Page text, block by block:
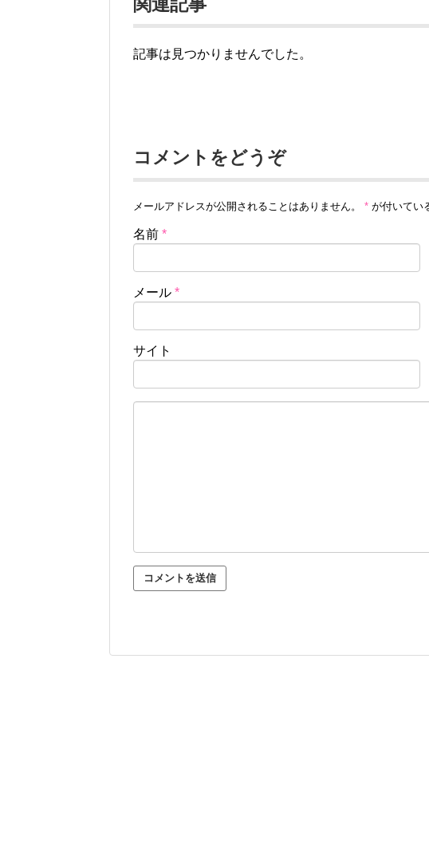
関連記事
記事は見つかりませんでした。
コメントをどうぞ
メールアドレスが公開されることはありません。 * が付いてい
名前 *
メール *
サイト